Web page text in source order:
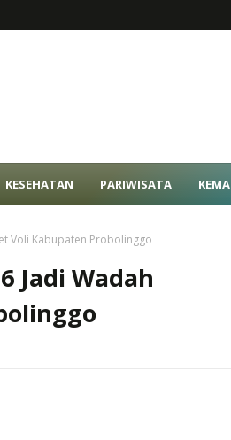
KESEHATAN PARIWISATA
Voli Kabupaten Probolinggo
Jadi Wadah